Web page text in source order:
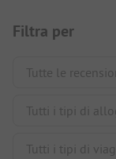
Filtra per